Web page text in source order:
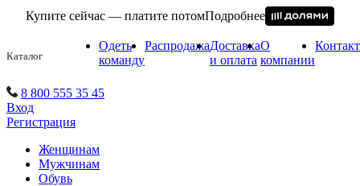
Купите сейчас — платите потомПодробнее
Каталог
Одеть
команду
РаспродажаДоставка
и оплата
О
компании
8 800 555 35 45
Вход
Регистрация
Женщинам
Мужчинам
Обувь